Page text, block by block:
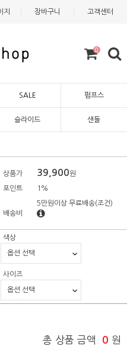
지 장바구니 고객센터
0
SALE 펌프스
슬라이드 샌들
상품가 39,900원
포인트 1%
배송비
5만원이상 무료배송(조건)
색상
사이즈
총 상품 금액 0 원